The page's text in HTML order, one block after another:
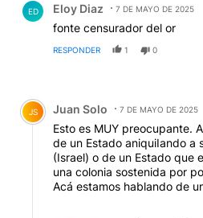
ED Eloy Diaz 7 DE MAYO DE 2025
fonte censurador del or
RESPONDER 1 0
Comentario de Juan Solo.
JS Juan Solo 7 DE MAYO DE 2025
Esto es MUY preocupante.
de un Estado aniquiIando a
(Israel) o de un Estado que
una colonia sostenida por
Acá estamos hablando de
dos estados reales, que